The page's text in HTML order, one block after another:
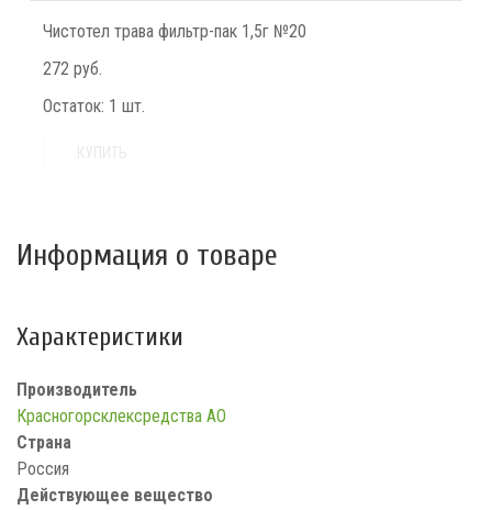
Чистотел трава фильтр-пак 1,5г №20
272 руб.
Остаток: 1 шт.
Информация о товаре
Характеристики
Производитель
Красногорсклексредства АО
Страна
Россия
Действующее вещество